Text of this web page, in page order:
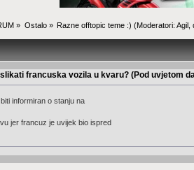
» Ostalo» Razne offtopic teme :) (Moderatori: Agil
francuska vozila u kvaru? (Pod uvjetom
informiran o stanju na
jer francuz je uvijek bio ispred